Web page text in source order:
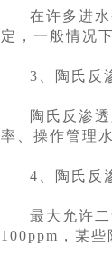
在许多进
定，一般情况
3、陶氏反
陶氏反渗
率、操作管理
4、陶氏反
最大允许
100ppm，某些